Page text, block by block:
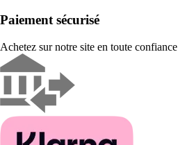
Paiement sécurisé
Achetez sur notre site en toute confiance